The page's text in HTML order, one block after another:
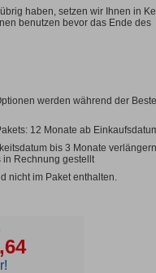
haben, setzen wir Ihnen in
benutzen bevor das Ende des
werden während der
12 Monate ab
bis 3 Monate
in Rechnung gestellt
nicht im Paket enthalten.